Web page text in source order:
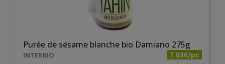
Purée de sésame blanche bio Damiano 275g
INTERBIO 7.03€/pc